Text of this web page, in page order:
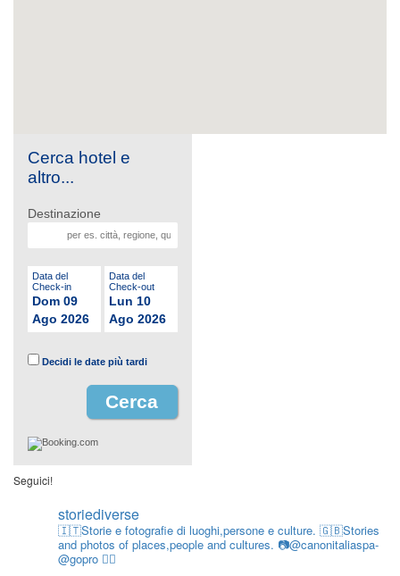
Cerca hotel e
altro...
Destinazione
Data del
Check-in
Dom 09
Ago 2026
Data del
Check-out
Lun 10
Ago 2026
Decidi le date più tardi
Seguici!
storiediverse
🇮🇹Storie e fotografie di luoghi,persone e culture. 🇬🇧Stories
and photos of places,people and cultures. 📷@canonitaliaspa-
@gopro 👇🏻